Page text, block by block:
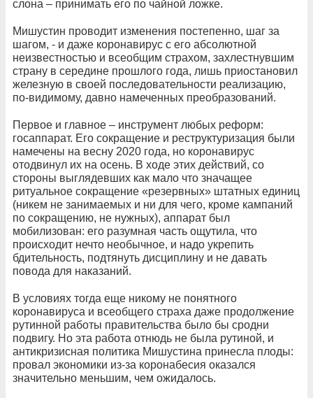
слона – принимать его по чайной ложке.
Мишустин проводит изменения постепенно, шаг за
шагом, - и даже коронавирус с его абсолютной
неизвестностью и всеобщим страхом, захлестнувшим
страну в середине прошлого года, лишь приостановил
железную в своей последовательности реализацию,
по-видимому, давно намеченных преобразований.
Первое и главное – инструмент любых реформ:
госаппарат. Его сокращение и реструктуризация были
намечены на весну 2020 года, но коронавирус
отодвинул их на осень. В ходе этих действий, со
стороны выглядевших как мало что значащее
ритуальное сокращение «резервных» штатных единиц
(никем не занимаемых и ни для чего, кроме кампаний
по сокращению, не нужных), аппарат был
мобилизован: его разумная часть ощутила, что
происходит нечто необычное, и надо укрепить
бдительность, подтянуть дисциплину и не давать
повода для наказаний.
В условиях тогда еще никому не понятного
коронавируса и всеобщего страха даже продолжение
рутинной работы правительства было бы сродни
подвигу. Но эта работа отнюдь не была рутиной, и
антикризисная политика Мишустина принесла плоды:
провал экономики из-за коронабесия оказался
значительно меньшим, чем ожидалось.